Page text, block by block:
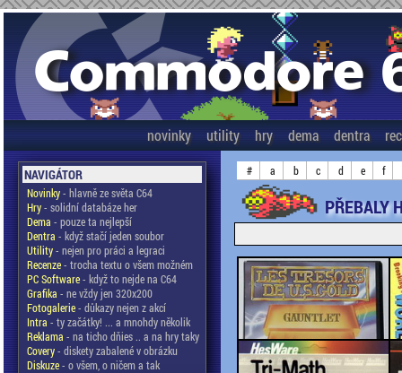
novinky utility hry dema dentra
NAVIGÁTOR
Novinky- hlavně ze světa C64
Hry- solidní databáze her
Dema - pouze ta nejlepší
Dentra - když stačí jeden soubor
Utility- nejen pro práci a legraci
Recenze- trocha textu o všem možném
PC Software- když to nejde na C64
Grafika - ne vždy jen 320x200
Fotogalerie- důkazy nejen z akcí
Intra - ty začátky! ... a mnohdy několik
Reklama - na ticho dňies .. a na hry taky
Covery- diskety zabalené v obrázku
Diskuze- o všem, o ničem a tak
# a b c d e f
PŘEBALY